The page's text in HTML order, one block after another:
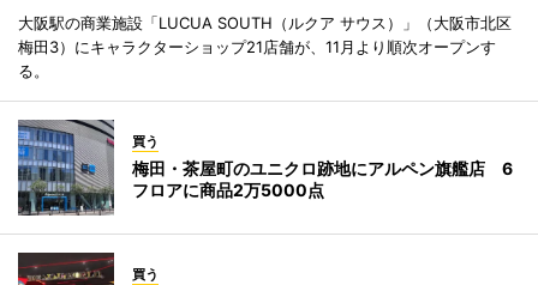
大阪駅の商業施設「LUCUA SOUTH（ルクア サウス）」（大阪市北区
梅田3）にキャラクターショップ21店舗が、11月より順次オープンす
る。
買う
梅田・茶屋町のユニクロ跡地にアルペン旗艦店 6
フロアに商品2万5000点
買う